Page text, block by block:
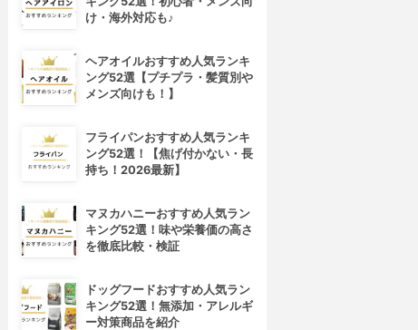
4位
け・海外対応も♪
ヘアオイルおすすめ人気ランキ
ング52選【プチプラ・髪質別や
メンズ向けも！】
フライパンおすすめ人気ランキ
ング52選！【焦げ付かない・長
持ち！2026最新】
マヌカハニーおすすめ人気ラン
キング52選！味や栄養価の高さ
を徹底比較・検証
ドッグフードおすすめ人気ラン
キング52選！無添加・アレルギ
ー対策商品を紹介